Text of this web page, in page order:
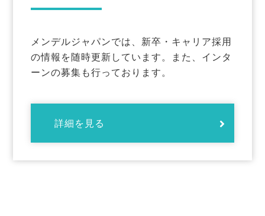
メンデルジャパンでは、新卒・キャリア採用
の情報を随時更新しています。また、インタ
ーンの募集も行っております。
詳細を見る